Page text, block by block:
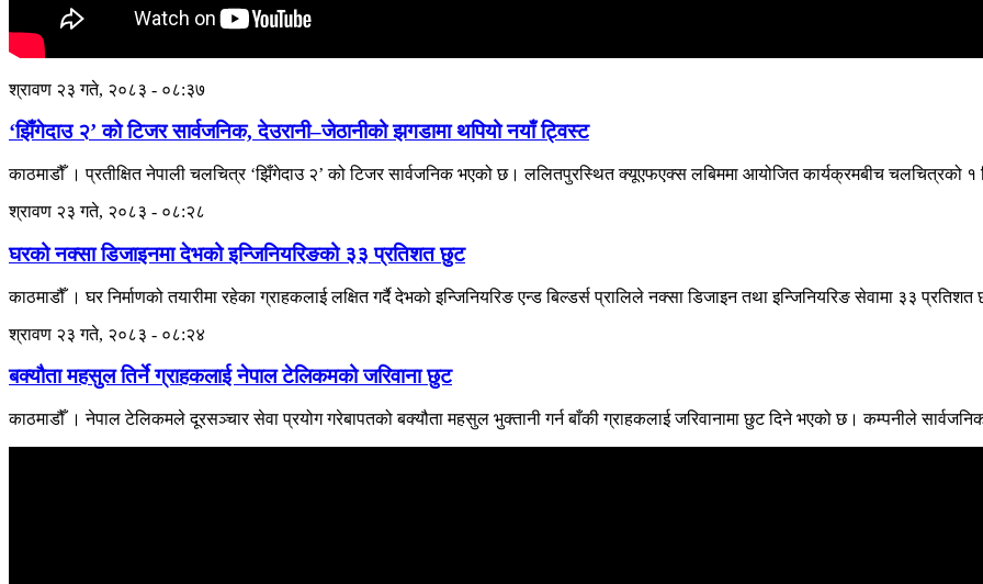
श्रावण २३ गते, २०८३ - ०८:३७
‘झिँगेदाउ २’ को टिजर सार्वजनिक, देउरानी–जेठानीको झगडामा थपियो नयाँ ट्विस्ट
काठमाडौँ । प्रतीक्षित नेपाली चलचित्र ‘झिँगेदाउ २’ को टिजर सार्वजनिक भएको छ। ललितपुरस्थित क्यूएफएक्स लबिममा आयोजित कार्यक्रमबीच चलचित्रको
श्रावण २३ गते, २०८३ - ०८:२८
घरको नक्सा डिजाइनमा देभको इन्जिनियरिङको ३३ प्रतिशत छुट
काठमाडौँ । घर निर्माणको तयारीमा रहेका ग्राहकलाई लक्षित गर्दै देभको इन्जिनियरिङ एन्ड बिल्डर्स प्रालिले नक्सा डिजाइन तथा इन्जिनियरिङ सेवामा ३३ प्रतिशत
श्रावण २३ गते, २०८३ - ०८:२४
बक्यौता महसुल तिर्ने ग्राहकलाई नेपाल टेलिकमको जरिवाना छुट
काठमाडौँ । नेपाल टेलिकमले दूरसञ्चार सेवा प्रयोग गरेबापतको बक्यौता महसुल भुक्तानी गर्न बाँकी ग्राहकलाई जरिवानामा छुट दिने भएको छ। कम्पनीले